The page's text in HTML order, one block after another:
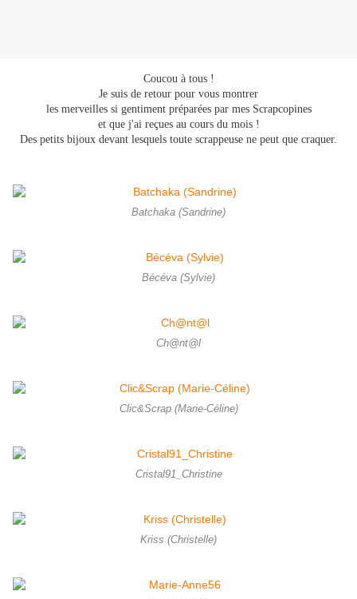
Coucou à tous !
Je suis de retour pour vous montrer
les merveilles si gentiment préparées par mes Scrapcopines
et que j'ai reçues au cours du mois!
Des petits bijoux devant lesquels toute scrappeuse ne peut que craquer.
Batchaka (Sandrine)
Bécéva (Sylvie)
Ch@nt@l
Clic&Scrap (Marie-Céline)
Cristal91_Christine
Kriss (Christelle)